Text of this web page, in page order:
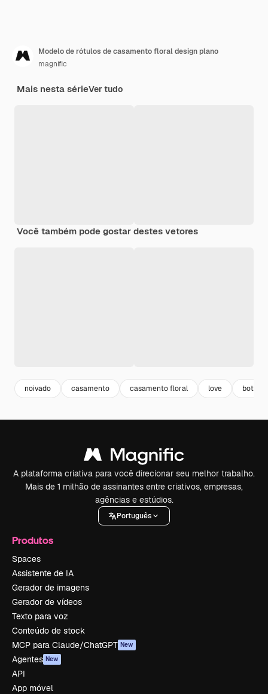
Modelo de rótulos de casamento floral design plano
magnific
Mais nesta sérieVer tudo
Você também pode gostar destes vetores
noivado casamento casamento floral love
A plataforma criativa para você direcionar seu melhor trabalho.
Mais de 1 milhão de assinantes entre criativos, empresas,
agências e estúdios.
Português
Produtos
Spaces
Assistente de IA
Gerador de imagens
Gerador de vídeos
Texto para voz
Conteúdo de stock
MCP para Claude/ChatGPT New
Agentes New
API
App móvel